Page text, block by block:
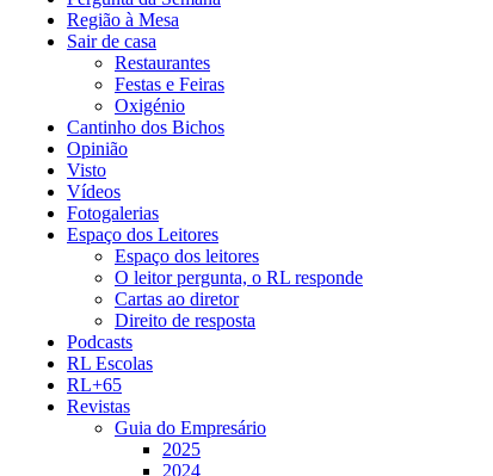
Região à Mesa
Sair de casa
Restaurantes
Festas e Feiras
Oxigénio
Cantinho dos Bichos
Opinião
Visto
Vídeos
Fotogalerias
Espaço dos Leitores
Espaço dos leitores
O leitor pergunta, o RL responde
Cartas ao diretor
Direito de resposta
Podcasts
RL Escolas
RL+65
Revistas
Guia do Empresário
2025
2024